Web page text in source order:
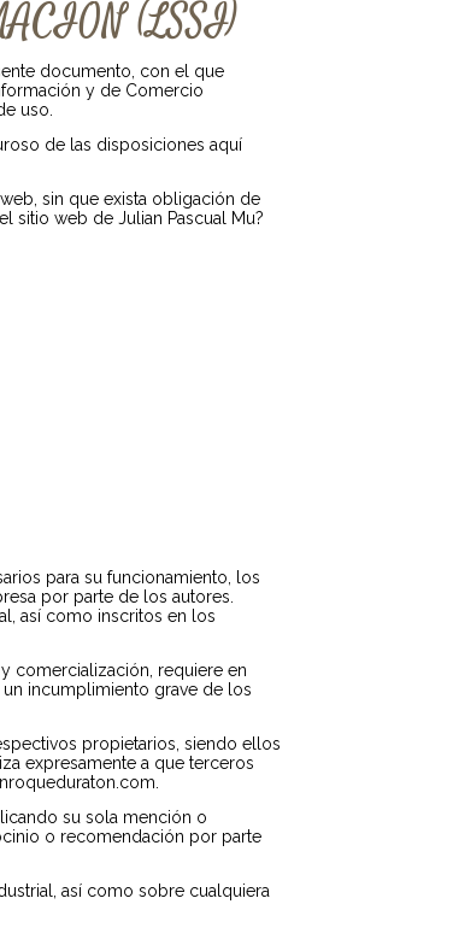
(LSSI)
documento, con el que
y de Comercio
uso.
de las disposiciones aquí
sin que exista obligación de
sitio web de Julian Pascual Mu?
para su funcionamiento, los
por parte de los autores.
así como inscritos en los
comercialización, requiere en
un incumplimiento grave de los
propietarios, siendo ellos
expresamente a que terceros
su sola mención o
o recomendación por parte
así como sobre cualquiera